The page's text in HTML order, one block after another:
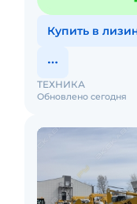
Купить в
Обновлено сегодня
ТЕХНИКА